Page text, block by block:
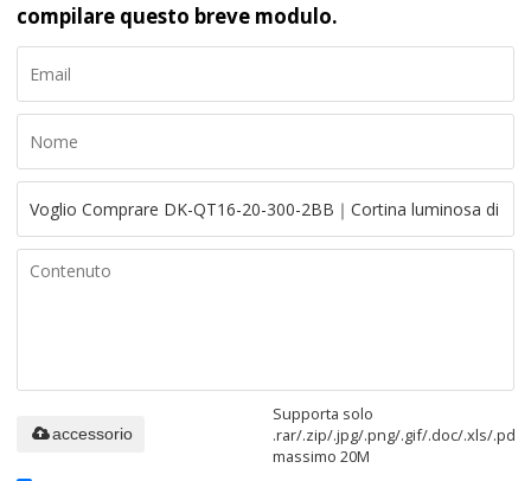
compilare questo breve modulo.
Supporta solo
.rar/.zip/.jpg/.png/.gif/.doc/.xls/.pdf,
massimo 20M
accessorio